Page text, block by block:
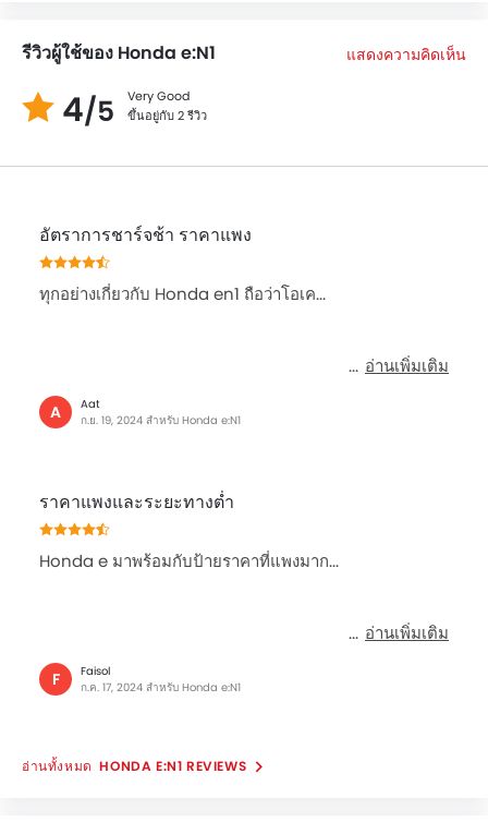
ระบบปรับไฟหน้า สูง / ต่ำ
พวงมาลัยปรับระดับได้
ล้ออัลลอย
นาฬิกาแบบดิจิตอล
ระบบกระจายแรงเบรก
เบาะนั่งปรับไฟฟ้า
หน้าปัดบอกระยะทางแบบมัลติทริป
เสาอากาศวิทยุแบบฝัง, สั้น หรือครีบฉลาม
กระจกมองข้างปรับไฟฟ้า
กระจกไฟฟ้าด้านหน้า
ระบบปัดน้ำฝนอัตโนมัติ
ช่องปรับอากาศตอนหลัง
ระบบสั่งการด้วยเสียง
รีวิวผู้ใช้ของ Honda e:N1 แสดงความคิดเห็น
4/5
Very Good
ขึ้นอยู่กับ 2 รีวิว
อัตราการชาร์จช้า ราคาแพง
ทุกอย่างเกี่ยวกับ Honda en1 ถือว่าโอเค...
อ่านเพิ่มเติม
A
Aat
ก.ย. 19, 2024 สำหรับ Honda e:N1
ราคาแพงและระยะทางต่ำ
Honda e มาพร้อมกับป้ายราคาที่แพงมาก...
อ่านเพิ่มเติม
F
Faisol
ก.ค. 17, 2024 สำหรับ Honda e:N1
HONDA E:N1 REVIEWS